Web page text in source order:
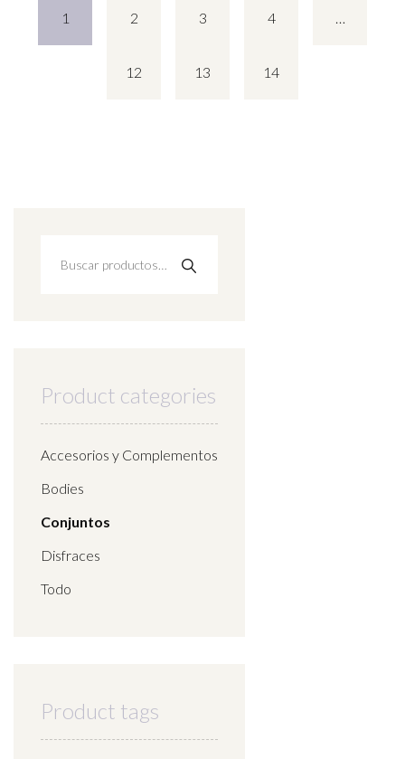
1 2 3 4 …
12 13 14
por:
Product categories
Accesorios y Complementos
Bodies
Conjuntos
Disfraces
Todo
Product tags